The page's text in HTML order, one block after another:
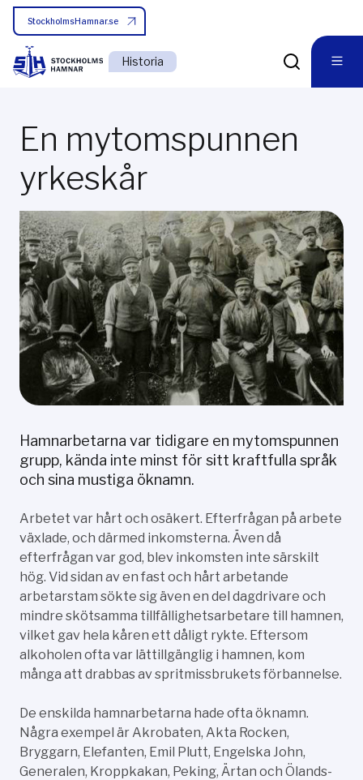
StockholmsHamnar.se
Historia
En mytomspunnen
yrkeskår
Hamnarbetarna var tidigare en mytomspunnen
grupp, kända inte minst för sitt kraftfulla språk
och sina mustiga öknamn.
Arbetet var hårt och osäkert. Efterfrågan på arbete
växlade, och därmed inkomsterna. Även då
efterfrågan var god, blev inkomsten inte särskilt
hög. Vid sidan av en fast och hårt arbetande
arbetarstam sökte sig även en del dagdrivare och
mindre skötsamma tillfällighetsarbetare till hamnen,
vilket gav hela kåren ett dåligt rykte. Eftersom
alkoholen ofta var lättillgänglig i hamnen, kom
många att drabbas av spritmissbrukets förbannelse.
De enskilda hamnarbetarna hade ofta öknamn.
Några exempel är Akrobaten, Akta Rocken,
Bryggarn, Elefanten, Emil Plutt, Engelska John,
Generalen, Kroppkakan, Peking, Ärtan och Ölands-